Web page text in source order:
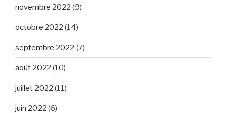
novembre 2022 (9)
octobre 2022 (14)
septembre 2022 (7)
août 2022 (10)
juillet 2022 (11)
juin 2022 (6)